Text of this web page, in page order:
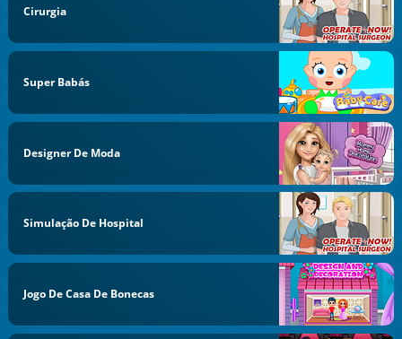
Cirurgia
Super Babás
Designer De Moda
Simulação De Hospital
Jogo De Casa De Bonecas